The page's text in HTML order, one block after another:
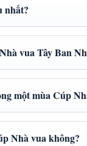
nhất?
vua Tây Ban
một mùa Cúp
Nhà vua không?